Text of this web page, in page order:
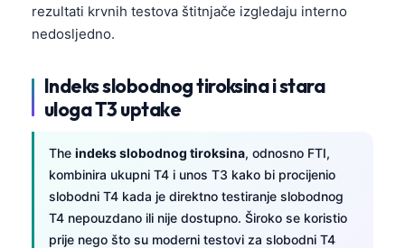
rezultati krvnih testova štitnjače izgledaju interno
nedosljedno.
Indeks slobodnog tiroksina i stara
uloga T3 uptake
The indeks slobodnog tiroksina, odnosno FTI,
kombinira ukupni T4 i unos T3 kako bi procijenio
slobodni T4 kada je direktno testiranje slobodnog
T4 nepouzdano ili nije dostupno. Široko se koristio
prije nego što su moderni testovi za slobodni T4
Nederlands
हिन्दी
Bahasa Indonesia
Íslenska
Српски језик
Azərbaycan dili